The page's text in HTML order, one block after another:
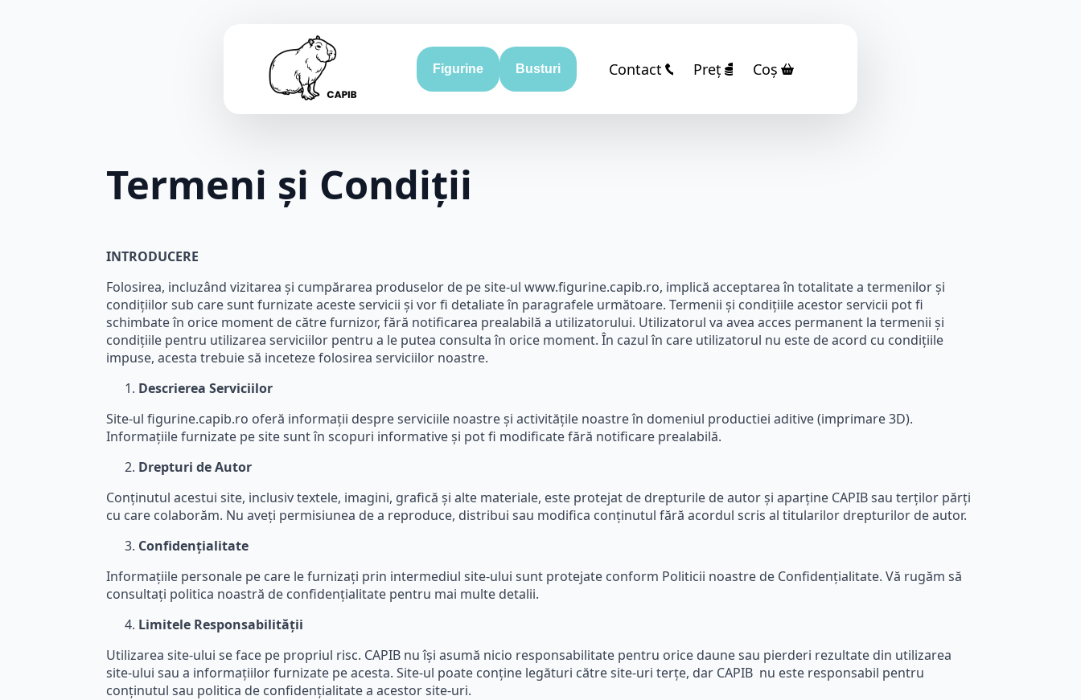
Figurine Busturi Contact Preț Coș
Termeni și Condiții
INTRODUCERE
Folosirea, incluzând vizitarea și cumpărarea produselor de pe site-ul www.figurine.capib.ro, implică acceptarea în totalitate a termenilor și
condițiilor sub care sunt furnizate aceste servicii și vor fi detaliate în paragrafele următoare. Termenii și condițiile acestor servicii pot fi
schimbate în orice moment de către furnizor, fără notificarea prealabilă a utilizatorului. Utilizatorul va avea acces permanent la termenii și
condițiile pentru utilizarea serviciilor pentru a le putea consulta în orice moment. În cazul în care utilizatorul nu este de acord cu condițiile
impuse, acesta trebuie să inceteze folosirea serviciilor noastre.
Descrierea Serviciilor
Site-ul figurine.capib.ro oferă informații despre serviciile noastre și activitățile noastre în domeniul productiei aditive (imprimare 3D).
Informațiile furnizate pe site sunt în scopuri informative și pot fi modificate fără notificare prealabilă.
Drepturi de Autor
Conținutul acestui site, inclusiv textele, imagini, grafică și alte materiale, este protejat de drepturile de autor și aparține CAPIB sau terților părți
cu care colaborăm. Nu aveți permisiunea de a reproduce, distribui sau modifica conținutul fără acordul scris al titularilor drepturilor de autor.
Confidențialitate
Informațiile personale pe care le furnizați prin intermediul site-ului sunt protejate conform Politicii noastre de Confidențialitate. Vă rugăm să
consultați politica noastră de confidențialitate pentru mai multe detalii.
Limitele Responsabilității
Utilizarea site-ului se face pe propriul risc. CAPIB nu își asumă nicio responsabilitate pentru orice daune sau pierderi rezultate din utilizarea
site-ului sau a informațiilor furnizate pe acesta. Site-ul poate conține legături către site-uri terțe, dar CAPIB nu este responsabil pentru
conținutul sau politica de confidențialitate a acestor site-uri.